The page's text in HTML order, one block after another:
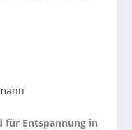
für Entspannung in